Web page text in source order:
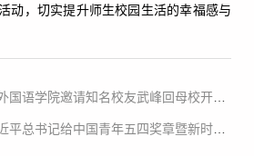
动，切实提升师生校园生活的幸福感与